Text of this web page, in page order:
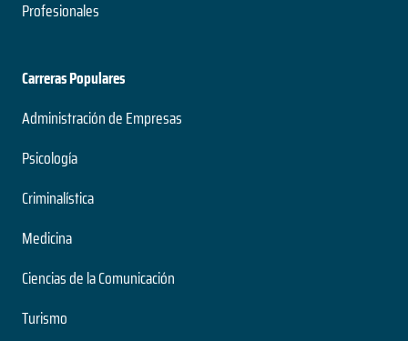
Profesionales
Carreras Populares
Administración de Empresas
Psicología
Criminalística
Medicina
Ciencias de la Comunicación
Turismo